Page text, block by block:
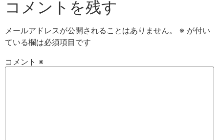
コメントを残す
メールアドレスが公開されることはありません。 ※ が付い
ている欄は必須項目です
コメント ※